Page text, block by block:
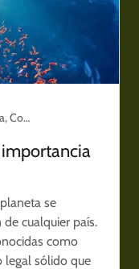
Acción Climática, Conservación y Territorio, Cuidado del planeta, Noticias Ambientales
se
cualquier país.
como
legal sólido que